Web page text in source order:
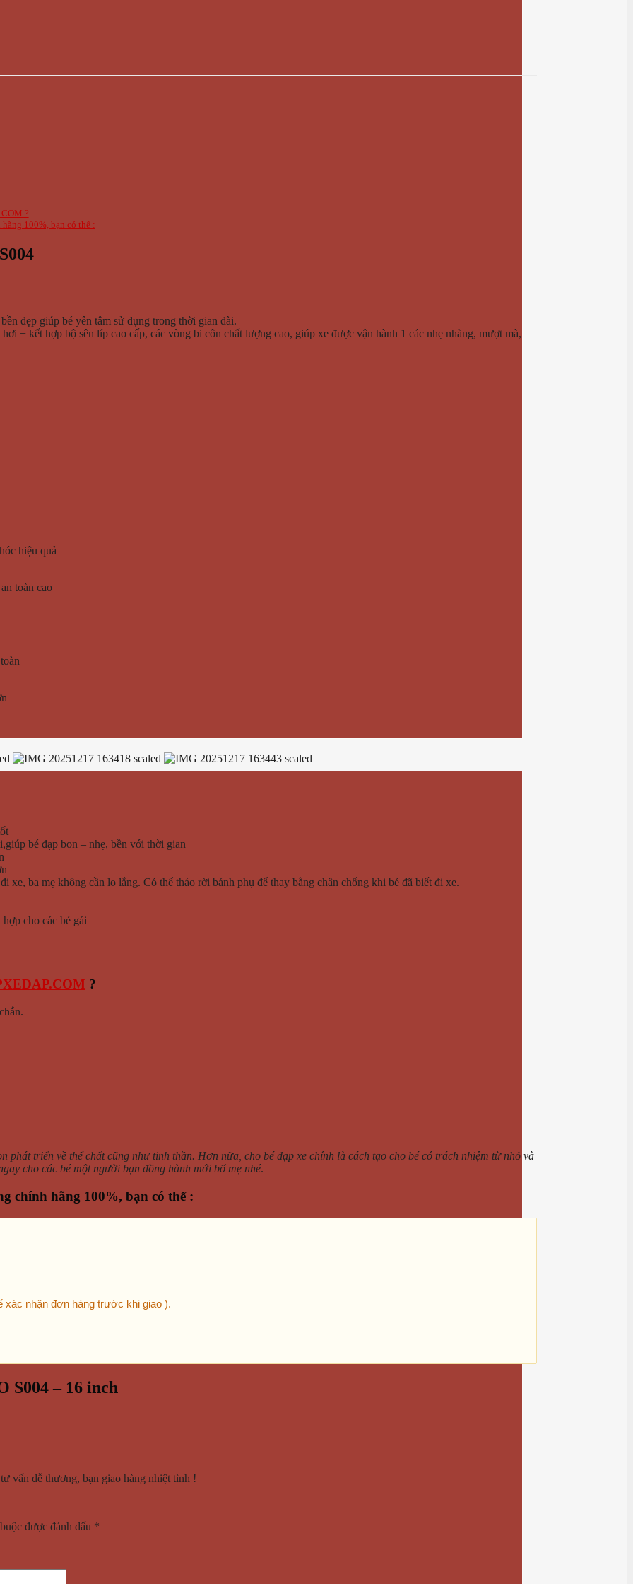
?
100%, bạn có thể :
đẹp giúp bé yên tâm sử dụng trong thời gian dài.
+ kết hợp bộ sên líp cao cấp, các vòng bi côn chất lượng cao, giúp xe được vận hành 1 các nhẹ nhàng, mượt mà,
hiệu quả
toàn cao
bé đạp bon – nhẹ, bền với thời gian
xe, ba mẹ không cần lo lắng. Có thể tháo rời bánh phụ để thay bằng chân chống khi bé đã biết đi xe.
cho các bé gái
?
phát triển về thể chất cũng như tinh thần. Hơn nữa, cho bé đạp xe chính là cách tạo cho bé có trách nhiệm từ nhỏ và
cho các bé một người bạn đồng hành mới bố mẹ nhé.
chính hãng 100%, bạn có thể :
xác nhận đơn hàng trước khi giao ).
S004 – 16 inch
vấn dễ thương, bạn giao hàng nhiệt tình !
được đánh dấu *